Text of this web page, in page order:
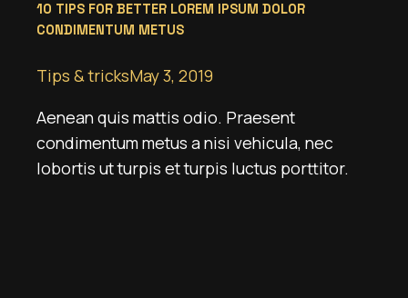
10 TIPS FOR BETTER LOREM IPSUM DOLOR
CONDIMENTUM METUS
Tips & tricksMay 3, 2019
Aenean quis mattis odio. Praesent
condimentum metus a nisi vehicula, nec
lobortis ut turpis et turpis luctus porttitor.